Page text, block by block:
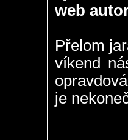
web
Přelom
víkend
je